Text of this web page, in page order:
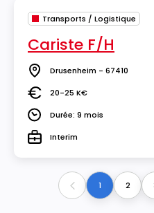
Transports / Logistique
Cariste F/H
Lieu Drusenheim - 67410
Salaire20-25 K€
DuréeDurée: 9 mois
TypeInterim
Previous1 2